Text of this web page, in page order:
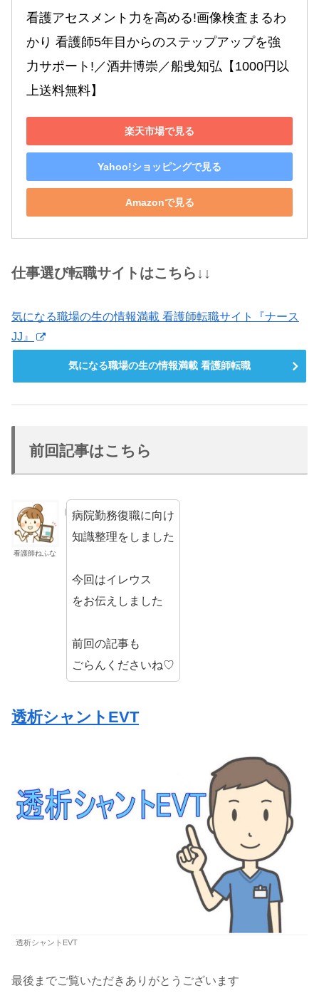
看護アセスメント力を高める!画像検査まるわ
かり 看護師5年目からのステップアップを強
力サポート!／酒井博崇／船曵知弘【1000円以
上送料無料】
楽天市場で見る
Yahoo!ショッピングで見る
Amazonで見る
仕事選び転職サイトはこちら↓↓
気になる職場の生の情報満載 看護師転職サイト『ナース
JJ』
気になる職場の生の情報満載 看護師転職
前回記事はこちら
看護師ねふな
病院勤務復職に向け
知識整理をしました
今回はイレウス
をお伝えしました
前回の記事も
ごらんくださいね♡
透析シャントEVT
透析シャントEVT
最後までご覧いただきありがとうございます